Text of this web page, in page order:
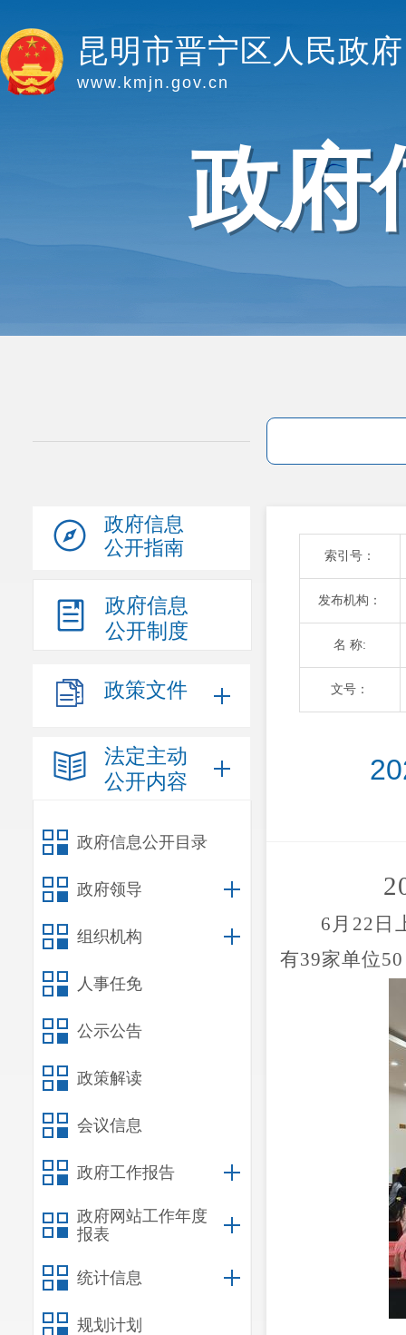
昆明市晋宁区人民政府
www.kmjn.gov.cn
政府
政府信息
公开指南
政府信息
公开制度
政策文件
法定主动
公开内容
政府信息公开目录
政府领导
组织机构
人事任免
公示公告
政策解读
会议信息
政府工作报告
政府网站工作年度
报表
统计信息
规划计划
索引号：
发布机构：
名 称:
文号：
6月22日
有39家单位